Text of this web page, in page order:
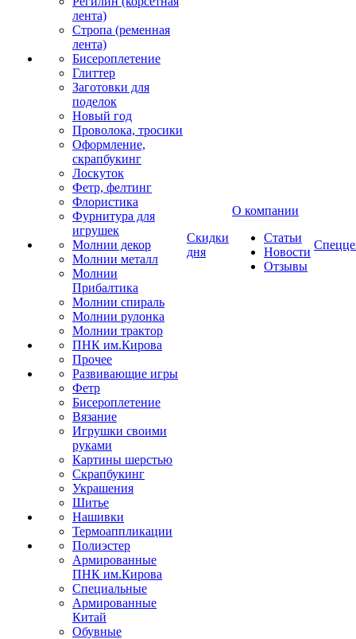
лента)
Стропа (ременная
лента)
Бисероплетение
Глиттер
Заготовки для
поделок
Новый год
Проволока, тросики
Оформление,
скрапбукинг
Лоскуток
Фетр, фелтинг
Флористика
Фурнитура для
игрушек
Молнии декор
Молнии металл
Молнии
Прибалтика
Молнии спираль
Молнии рулонка
Молнии трактор
ПНК им.Кирова
Прочее
Развивающие игры
Фетр
Бисероплетение
Вязание
Игрушки своими
руками
Картины шерстью
Скрапбукинг
Украшения
Шитье
Нашивки
Термоаппликации
Полиэстер
Армированные
ПНК им.Кирова
Специальные
Армированные
Китай
Обувные
Скидки
дня
О компании
Статьи
Новости
Отзывы